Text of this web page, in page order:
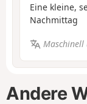
Eine kleine,
Nachmittag
Maschinell
Andere